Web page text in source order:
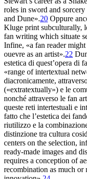
roles in sword and
and Dune».20 Oppure
Kluge print subculturally,
fan writing which situate
Infine, «a fan reader
ouevre as an artist».22
estetica di quest’opera di
«range of intertextual
diacronicamente,
(«extratextually») e le
nonché attraverso le fan
queste reti intertestuali e
fatto che l’estetica dei
riutilizzo e la
distinzione tra cultura
centers on the selection,
ready-made images and
requires a conception of
recombination as much or